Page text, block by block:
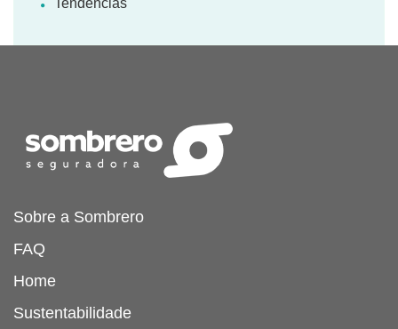
Tendências
Sobre a Sombrero
FAQ
Home
Sustentabilidade